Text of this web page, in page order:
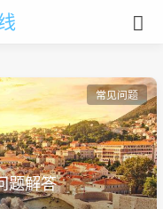
常见问题
题解答